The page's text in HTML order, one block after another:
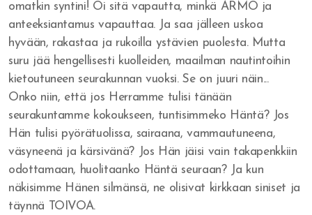
omatkin syntini! Oi sitä vapautta, minkä ARMO ja
anteeksiantamus vapauttaa. Ja saa jälleen uskoa
hyvään, rakastaa ja rukoilla ystävien puolesta. Mutta
suru jää hengellisesti kuolleiden, maailman nautintoihin
kietoutuneen seurakunnan vuoksi. Se on juuri näin...
Onko niin, että jos Herramme tulisi tänään
seurakuntamme kokoukseen, tuntisimmeko Häntä? Jos
Hän tulisi pyörätuolissa, sairaana, vammautuneena,
väsyneenä ja kärsivänä? Jos Hän jäisi vain takapenkkiin
odottamaan, huolitaanko Häntä seuraan? Ja kun
näkisimme Hänen silmänsä, ne olisivat kirkkaan siniset ja
täynnä TOIVOA.
Uskon henki ja kuuliaisuus
Hedelmän tuottaminen ja suhde Herraan
Sinulle joka odotat
Tottelemattomuus
Saulin uhri
Jumalan armo
Israelin jäännös